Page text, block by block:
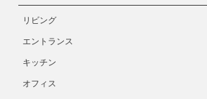
リビング
エントランス
キッチン
オフィス